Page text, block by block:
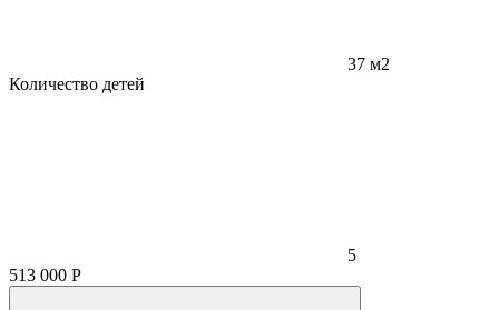
37 м2
Количество детей
5
513 000 Р